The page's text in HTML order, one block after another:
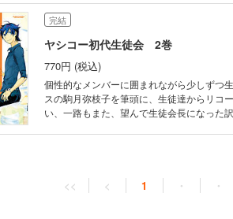
完結
ヤシコー初代生徒会 2巻
770円 (税込)
個性的なメンバーに囲まれながら少しずつ
スの駒月弥枝子を筆頭に、生徒達からリコ
い、一路もまた、望んで生徒会長になった
<< < 1 ・ ・